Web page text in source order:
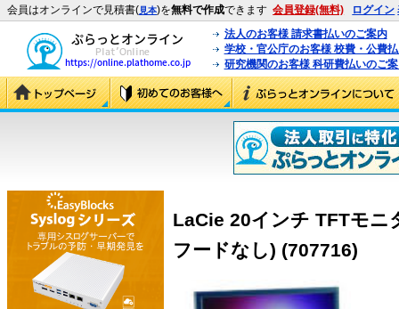
会員はオンラインで見積書(見本)を無料で作成できます 会員登録(無料) ログイン
法人のお客様 請求書払いのご案内
学校・官公庁のお客様 校費・公費
研究機関のお客様 科研費払いのご
LaCie 20インチ TFTモニ
フードなし) (707716)